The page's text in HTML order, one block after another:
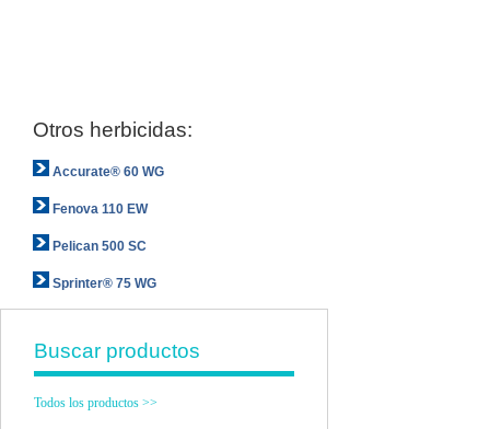
Otros herbicidas:
Accurate® 60 WG
Fenova 110 EW
Pelican 500 SC
Sprinter® 75 WG
Buscar productos
Todos los productos >>